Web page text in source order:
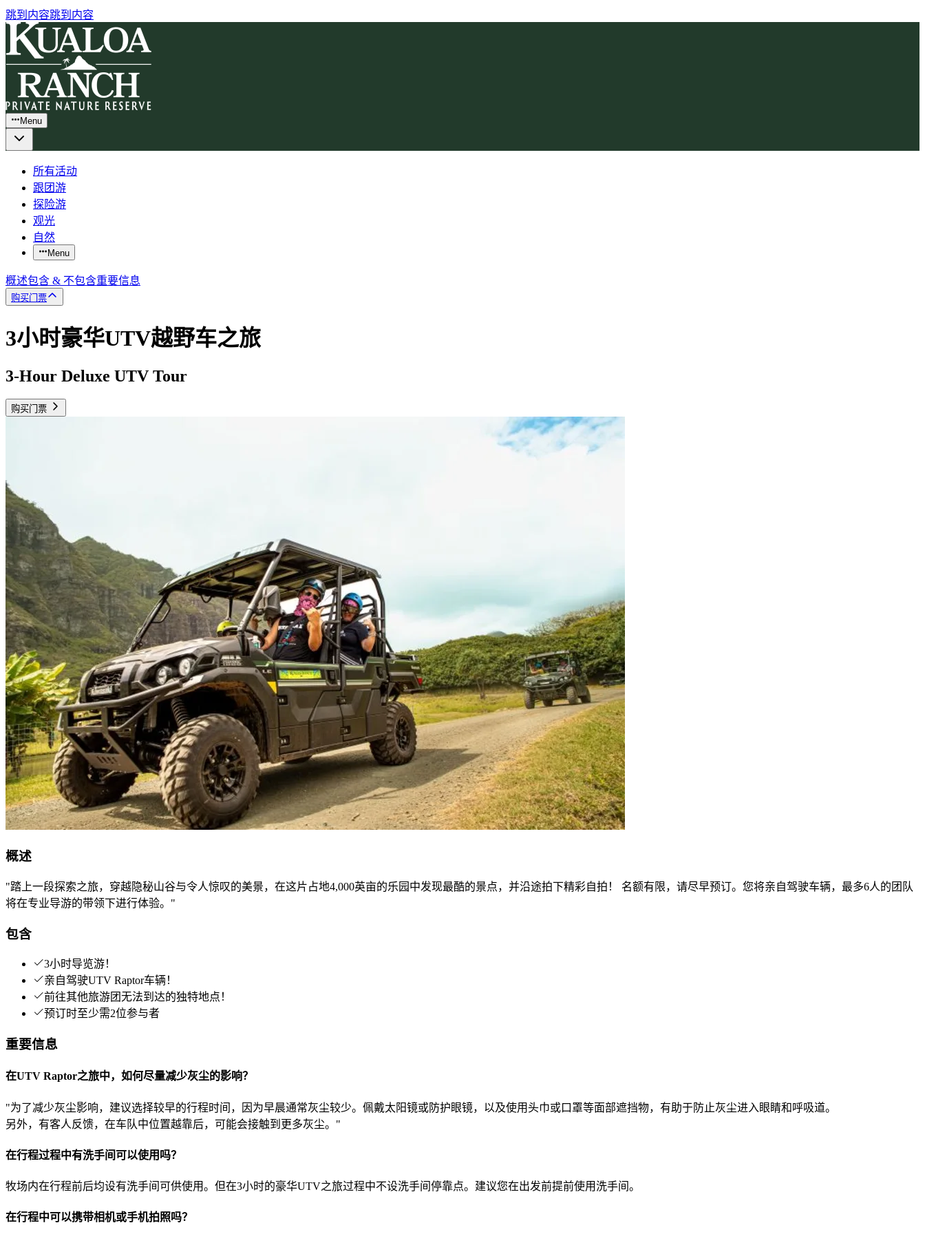
跳到内容跳到内容
Menu
所有活动
跟团游
探险游
观光
自然
Menu
概述包含 & 不包含重要信息
购买门票
3小时豪华UTV越野车之旅
3-Hour Deluxe UTV Tour
购买门票
概述
"踏上一段探索之旅，穿越隐秘山谷与令人惊叹的美景，在这片占地4,000英亩的乐园中发现最酷的景点，并沿途拍下精彩自拍！ 名额有限，请尽早预订。您将亲自驾驶车辆，最多6人的团队
将在专业导游的带领下进行体验。"
包含
3小时导览游！
亲自驾驶UTV Raptor车辆！
前往其他旅游团无法到达的独特地点！
预订时至少需2位参与者
重要信息
在UTV Raptor之旅中，如何尽量减少灰尘的影响？
"为了减少灰尘影响，建议选择较早的行程时间，因为早晨通常灰尘较少。佩戴太阳镜或防护眼镜，以及使用头巾或口罩等面部遮挡物，有助于防止灰尘进入眼睛和呼吸道。
另外，有客人反馈，在车队中位置越靠后，可能会接触到更多灰尘。"
在行程过程中有洗手间可以使用吗？
牧场内在行程前后均设有洗手间可供使用。但在3小时的豪华UTV之旅过程中不设洗手间停靠点。建议您在出发前提前使用洗手间。
在行程中可以携带相机或手机拍照吗？